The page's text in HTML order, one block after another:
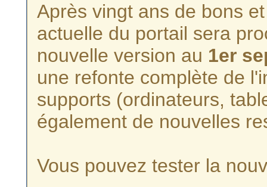
Après vingt ans de bons
actuelle du portail sera
nouvelle version au 1er
une refonte complète de
supports (ordinateurs,
également de nouvelles
Vous pouvez tester la